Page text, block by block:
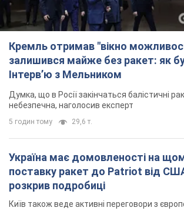
Кремль отримав "вікно
залишився майже без ракет: як
Інтерв’ю з Мельником
Думка, що в Росії закінчаться балістичні
небезпечна, наголосив експерт
5 годин тому 29,6 т.
Україна має домовленості на
поставку ракет до Patriot від
розкрив подробиці
Київ також веде активні переговори з